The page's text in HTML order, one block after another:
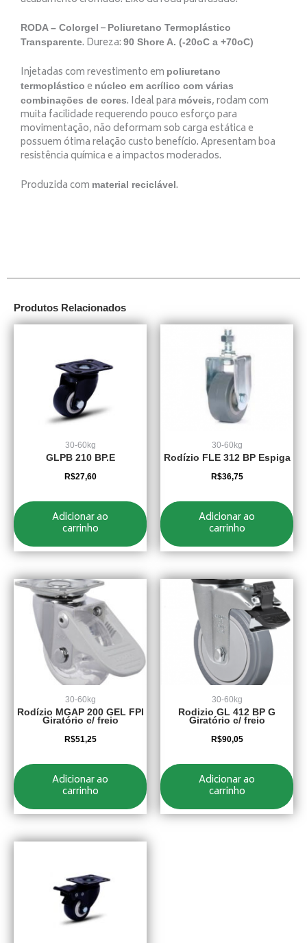
RODA – Colorgel – Poliuretano Termoplástico
Transparente. Dureza: 90 Shore A. (-20oC a +70oC)
Injetadas com revestimento em poliuretano
termoplástico e núcleo em acrílico com várias
combinações de cores. Ideal para móveis, rodam com
muita facilidade requerendo pouco esforço para
movimentação, não deformam sob carga estática e
possuem ótima relação custo benefício. Apresentam boa
resistência química e a impactos moderados.
Produzida com material reciclável .
Produtos Relacionados
30-60kg
GLPB 210 BP.E
R$27,60
Adicionar ao
carrinho
30-60kg
Rodízio FLE 312 BP Espiga
R$36,75
Adicionar ao
carrinho
30-60kg
Rodízio MGAP 200 GEL FPI
Giratório c/ freio
R$51,25
Adicionar ao
carrinho
30-60kg
Rodizio GL 412 BP G
Giratório c/ freio
R$90,05
Adicionar ao
carrinho